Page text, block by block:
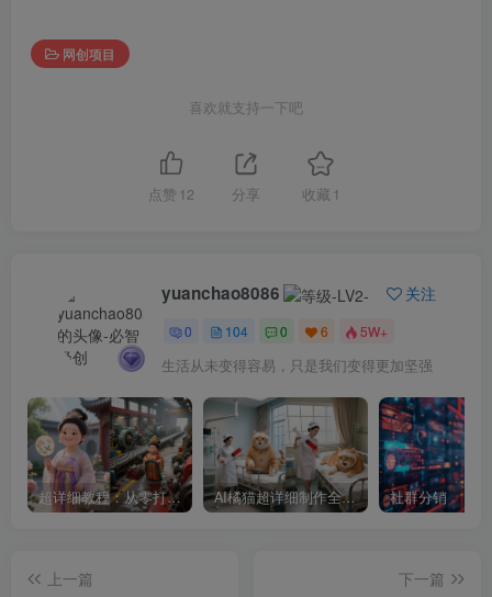
网创项目
喜欢就支持一下吧
点赞 12 分享 收藏 1
yuanchao8086 关注
0 104 0 6 5W+
生活从未变得容易，只是我们变得更加坚强
超详细教程：从零打造专属豆包智能体 AI橘猫超详细制作全套教程，0基础就能上手，建议用电脑制作 社群分销
上一篇
下一篇